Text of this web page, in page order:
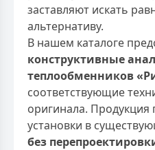
заставляют искать
альтернативу.
В нашем каталоге
конструктивные
теплообменников
соответствующие
оригинала. Продукция
установки в
без